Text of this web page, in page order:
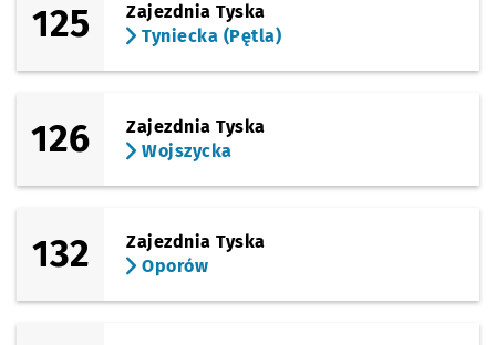
125
Zajezdnia Tyska
Tyniecka (Pętla)
126
Zajezdnia Tyska
Wojszycka
132
Zajezdnia Tyska
Oporów